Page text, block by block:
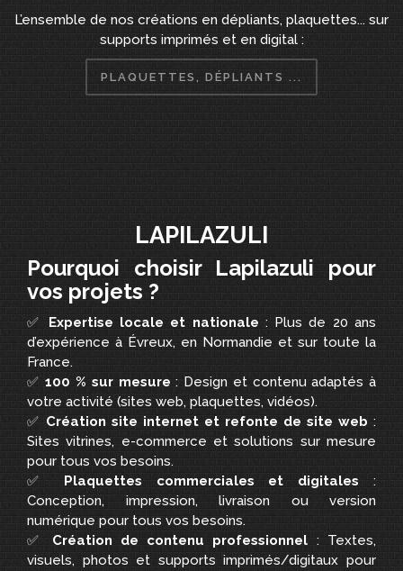
L’ensemble de nos créations en dépliants, plaquettes... sur
supports imprimés et en digital :
PLAQUETTES, DÉPLIANTS ...
LAPILAZULI
Pourquoi choisir Lapilazuli pour
vos projets ?
✅ Expertise locale et nationale : Plus de 20 ans
d’expérience à Évreux, en Normandie et sur toute la
France.
✅100 % sur mesure : Design et contenu adaptés à
votre activité (sites web, plaquettes, vidéos).
✅ Création site internet et refonte de site web :
Sites vitrines, e-commerce et solutions sur mesure
pour tous vos besoins.
✅ Plaquettes commerciales et digitales :
Conception, impression, livraison ou version
numérique pour tous vos besoins.
✅ Création de contenu professionnel : Textes,
visuels, photos et supports imprimés/digitaux pour